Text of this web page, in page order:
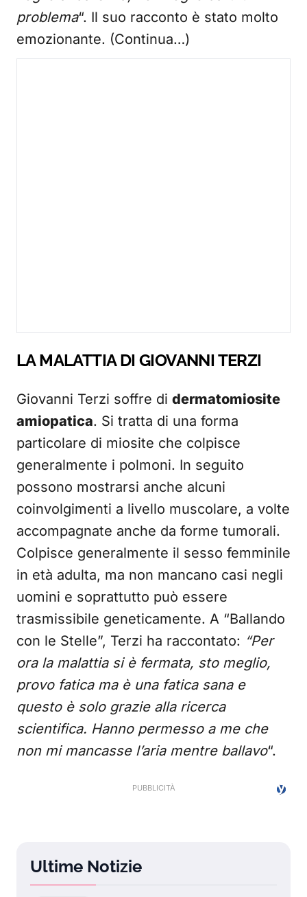
problema“. Il suo racconto è stato molto
emozionante. (Continua…)
LA MALATTIA DI GIOVANNI TERZI
Giovanni Terzi soffre di dermatomiosite
amiopatica. Si tratta di una forma
particolare di miosite che colpisce
generalmente i polmoni. In seguito
possono mostrarsi anche alcuni
coinvolgimenti a livello muscolare, a volte
accompagnate anche da forme tumorali.
Colpisce generalmente il sesso femminile
in età adulta, ma non mancano casi negli
uomini e soprattutto può essere
trasmissibile geneticamente. A “Ballando
con le Stelle”, Terzi ha raccontato: “Per
ora la malattia si è fermata, sto meglio,
provo fatica ma è una fatica sana e
questo è solo grazie alla ricerca
scientifica. Hanno permesso a me che
non mi mancasse l’aria mentre ballavo“.
Ultime Notizie